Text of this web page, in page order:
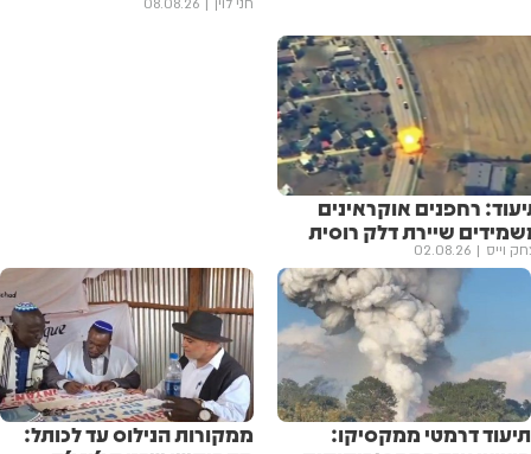
חני לוין 08.08.26
רחפנים אוקראינים
שיירת דלק רוסית
וייס 02.08.26
תיעוד דרמטי ממקסיקו:
ממקורות הנילוס עד לכותל: